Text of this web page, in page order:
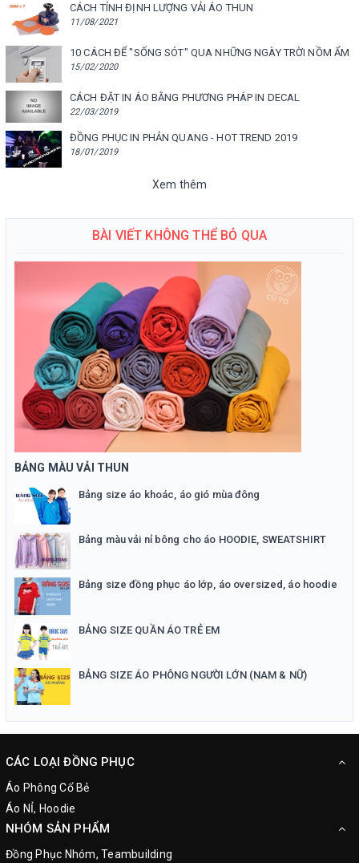
CÁCH TÍNH ĐỊNH LƯỢNG VẢI ÁO THUN
11/08/2021
10 CÁCH ĐỂ "SỐNG SÓT" QUA NHỮNG NGÀY TRỜI NỒM ẨM
15/02/2020
CÁCH ĐẶT IN ÁO BẰNG PHƯƠNG PHÁP IN DECAL
22/03/2019
ĐỒNG PHỤC IN PHẢN QUANG - HOT TREND 2019
18/01/2019
Xem thêm
BÀI VIẾT KHÔNG THỂ BỎ QUA
BẢNG MÀU VẢI THUN
Bảng size áo khoác, áo gió mùa đông
Bảng màu vải nỉ bông cho áo HOODIE, SWEATSHIRT
Bảng size đồng phục áo lớp, áo oversized, áo hoodie
BẢNG SIZE QUẦN ÁO TRẺ EM
BẢNG SIZE ÁO PHÔNG NGƯỜI LỚN (NAM & NỮ)
CÁC LOẠI ĐỒNG PHỤC
Áo Phông Cổ Bẻ
Áo NỈ, Hoodie
NHÓM SẢN PHẨM
Đồng Phục Nhóm, Teambuilding